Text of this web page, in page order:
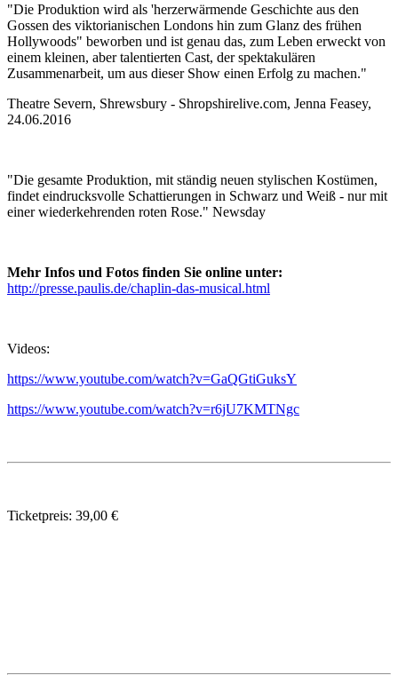
"Die Produktion wird als 'herzerwärmende Geschichte aus den
Gossen des viktorianischen Londons hin zum Glanz des frühen
Hollywoods" beworben und ist genau das, zum Leben erweckt von
einem kleinen, aber talentierten Cast, der spektakulären
Zusammenarbeit, um aus dieser Show einen Erfolg zu machen."
Theatre Severn, Shrewsbury - Shropshirelive.com, Jenna Feasey,
24.06.2016
"Die gesamte Produktion, mit ständig neuen stylischen Kostümen,
findet eindrucksvolle Schattierungen in Schwarz und Weiß - nur mit
einer wiederkehrenden roten Rose." Newsday
Mehr Infos und Fotos finden Sie online unter:
http://presse.paulis.de/chaplin-das-musical.html
Videos:
https://www.youtube.com/watch?v=GaQGtiGuksY
https://www.youtube.com/watch?v=r6jU7KMTNgc
Ticketpreis: 39,00 €